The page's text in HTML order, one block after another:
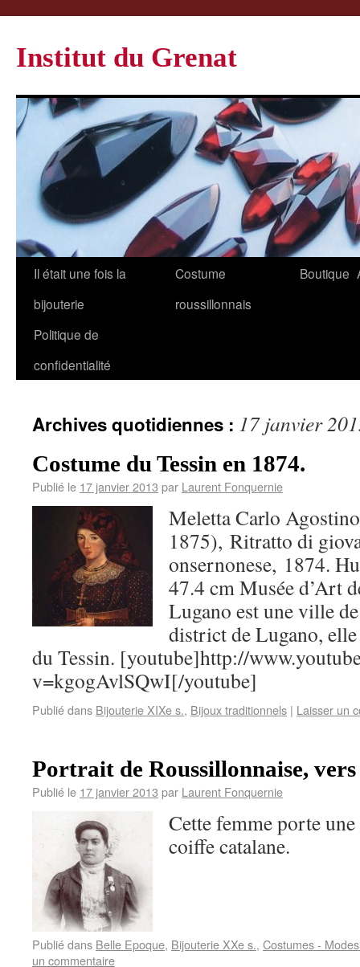
Institut du Grenat
Il était une fois la
bijouterie
Costume
roussillonnais
Boutique
Politique de
confidentialité
Archives quotidiennes : 17 janvier
Costume du Tessin en 1874.
Publié le 17 janvier 2013 par Laurent Fonquernie
Meletta Carlo
1875), Ritratto di
onsernonese, 1874.
47.4 cm Musée d’Art
Lugano est une ville
district de Lugano,
du Tessin. [youtube]http://
v=kgogAvlSQwI[/youtube]
Publié dans Bijouterie XIXe s., Bijoux traditionnels | Laisser un
Portrait de Roussillonnaise, vers
Publié le 17 janvier 2013 par Laurent Fonquernie
Cette femme porte
coiffe catalane.
Publié dans Belle Epoque, Bijouterie XXe s., Costumes -
un commentaire